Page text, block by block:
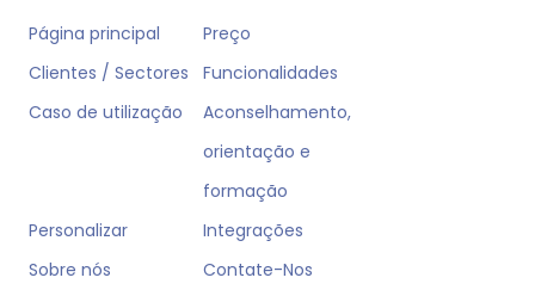
Página principal
Preço
Clientes / Sectores
Funcionalidades
Caso de utilização
Aconselhamento,
orientação e
formação
Personalizar
Integrações
Sobre nós
Contate-Nos